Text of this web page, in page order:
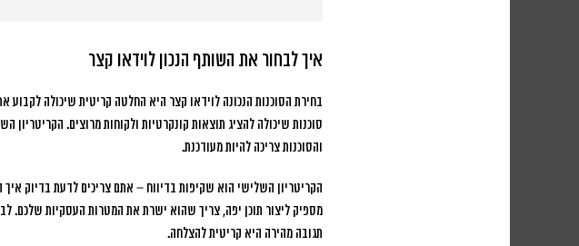
איך לבחור את השותף הנכון לוידאו קצר
בחירת הסוכנות הנכונה לוידאו קצר היא החלטה קריטית שיכולה
סוכנות שיכולה להציג תוצאות קונקרטיות ולקוחות מרוצים.
והסוכנות צריכה להיות מעודכנת.
הקריטריון השלישי הוא שקיפות בדיווח – אתם צריכים לדעת בדיוק
מספיק ליצור תוכן יפה, צריך שהוא ישרת את המטרות העסקיות שלכם.
תגובה מהירה היא קריטית להצלחה.